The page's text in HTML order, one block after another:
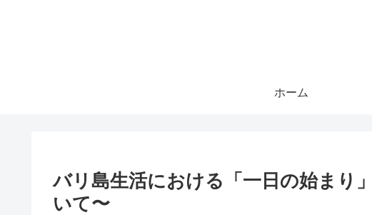
ホーム
バリ島生活における「一日の始まり
いて〜